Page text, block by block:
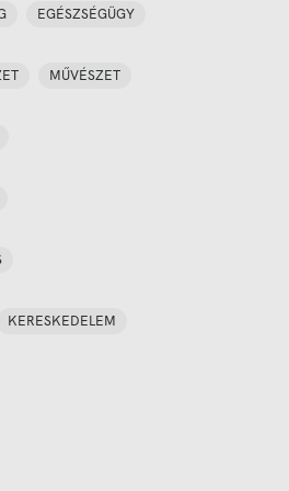
EGÉSZSÉGÜGY
MŰVÉSZET
KERESKEDELEM